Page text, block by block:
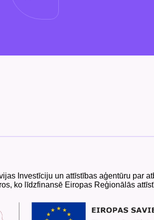
Investīciju un attīstības aģentūru par
ko līdzfinansē Eiropas Reģionālās